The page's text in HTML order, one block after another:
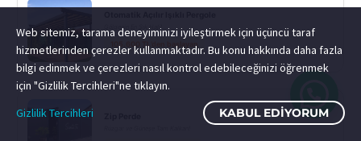
Web sitemiz, tarama deneyiminizi iyileştirmek için üçüncü taraf
hizmetlerinden çerezler kullanmaktadır. Bu konu hakkında daha fazla
bilgi edinmek ve çerezleri nasıl kontrol edebileceğinizi öğrenmek
için "Gizlilik Tercihleri"ne tıklayın.
Gizlilik Tercihleri
KABUL EDIYORUM